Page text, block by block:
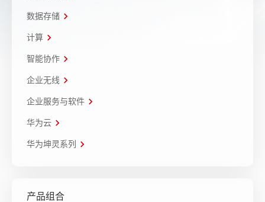
数据存储
计算
智能协作
企业无线
企业服务与软件
华为云
华为坤灵系列
产品组合